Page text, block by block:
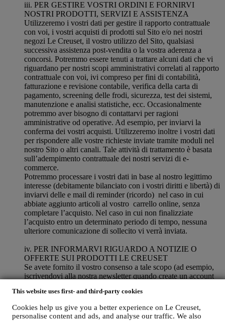
This website uses first- and third-party cookies
Cookies help us give you a better experience on Le Creuset,
personalise content and ads, and analyse our traffic. We also
iii. PER GESTIRE VOSTRI ORDINI E FORNIRVI
NOSTRI PRODOTTI, SERVIZI E ASSISTENZA
Utilizzeremo i vostri dati per gestire il rapporto contrattuale
con voi, i vostri acquisti di prodotti sul Sito e/o nei nostri
negozi Le Creuset, il vostro utilizzo del Sito, qualsiasi
successiva assistenza post-vendita o la vostra aderenza a
concorsi. Potremmo essere tenuti a trattare alcuni dati che vi
riguardano per nostri scopi amministrativi correlati al rapporto
contrattuale con voi, ivi compreso per fini di contabilità,
fatturazione e revisione contabile, verifica della carta di
pagamento, screening delle frodi, sicurezza, test dei sistemi,
manutenzione e analisi statistiche, ecc. Occasionalmente
potremmo aver bisogno di contattarvi per ragioni
amministrative od operative. Ad esempio, per inviarvi la
conferma dei vostri acquisti. Utilizzeremo inoltre i vostri dati
per rispondere alle vostre richieste inviate tramite moduli nel
nostro Sito o altri canali. Tale attività di trattamento è basata
sull’adempimento contrattuale dei nostri servizi di e-
commerce.
Potremmo processare i vostri dati in base al nostro legittimo
interesse (debitamente bilanciato con i vostri diritti e libertà) di
inviarvi delle e mail di reminder (ricordo) nel caso in cui
abbiate aggiunto articoli al vostro carrello online, senza
completare l’acquisto. Nel caso in cui non finalizziate
l’acquisto entro un determinato periodo di tempo, nessuna
ulteriore comunicazione di sollecito vi verrà inviata.
iv. PER INFORMARVI RIGUARDO A NOTIZIE O
OFFERTE SUI PRODOTTI LE CREUSET
Se avete fornito il vostro consenso a tale scopo (ad esempio,
iscrivendovi alla nostra newsletter quando create un account
personalizzate e notizie riguardo a iniziative relative al mondo
Le Creuset, alle consociate del suo Gruppo, e alle società
affiliate e ai partner locali. Vi contatteremo principalmente via